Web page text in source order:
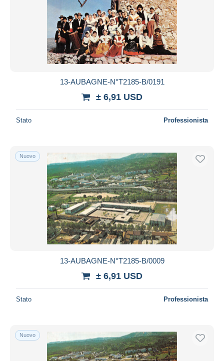
13-AUBAGNE-N°T2185-B/0191
± 6,91 USD
Stato Professionista
Nuovo
13-AUBAGNE-N°T2185-B/0009
± 6,91 USD
Stato Professionista
Nuovo